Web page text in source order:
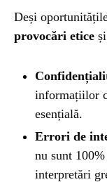
Deși
provocări etice
informațiilor
esențială.
Errori de
nu sunt
interpretări